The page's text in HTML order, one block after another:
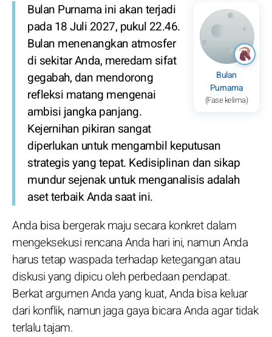
Bulan
Purnama
(Fase kelima)
Bulan Purnama ini akan terjadi
pada 18 Juli 2027, pukul 22.46.
Bulan menenangkan atmosfer
di sekitar Anda, meredam sifat
gegabah, dan mendorong
refleksi matang mengenai
ambisi jangka panjang.
Kejernihan pikiran sangat
diperlukan untuk mengambil keputusan
strategis yang tepat. Kedisiplinan dan sikap
mundur sejenak untuk menganalisis adalah
aset terbaik Anda saat ini.
Anda bisa bergerak maju secara konkret dalam
mengeksekusi rencana Anda hari ini, namun Anda
harus tetap waspada terhadap ketegangan atau
diskusi yang dipicu oleh perbedaan pendapat.
Berkat argumen Anda yang kuat, Anda bisa keluar
dari konflik, namun jaga gaya bicara Anda agar tidak
terlalu tajam.